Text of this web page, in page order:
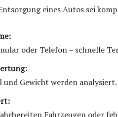
eines Autos sei
oder Telefon – schnelle
und Gewicht werden analysiert.
Fahrzeugen oder